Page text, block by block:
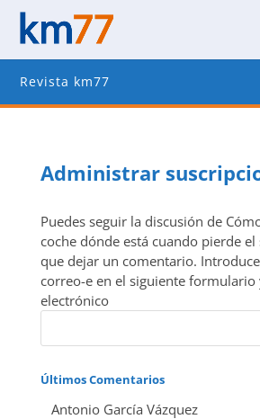
Revista km77
Administrar
Puedes seguir la discusión de
coche dónde está cuando pierde
que dejar un comentario.
correo-e en el siguiente formulario
electrónico
Últimos Comentarios
Antonio García Vázquez